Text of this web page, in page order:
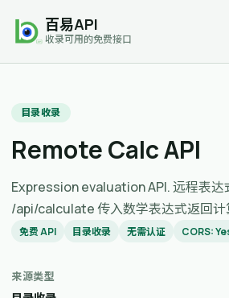
百易API
收录可用的免费接口
目录收录
Remote Calc API
Expression evaluation API. 远程表达
/api/calculate 传入数学表达式返回计
免费 API 目录收录 无需认证 CORS:
来源类型